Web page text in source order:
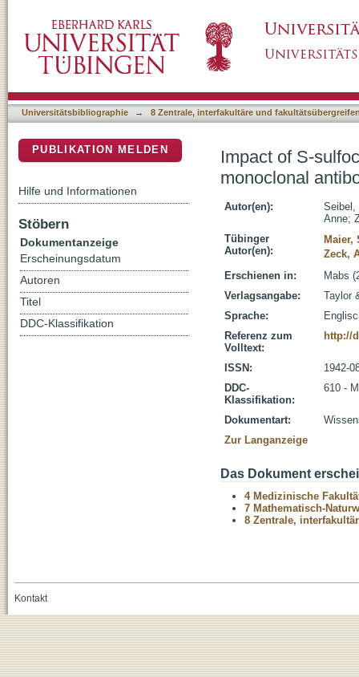
Universitätsbibliographie → 8 Zentrale, interfakultäre und
Impact of S-
monoclonal
Autor(en):
Seibel,
Anne;
Tübinger
Autor(en):
Maier,
Zeck,
Erschienen in:
Mabs
Verlagsangabe:
Taylor
Sprache:
Referenz zum
Volltext:
http://
ISSN:
1942-
DDC-
Klassifikation:
610 -
Dokumentart:
Zur Langanzeige
Das Dokument
4 Medizinische
7 Mathematisch-
8 Zentrale,
PUBLIKATION MELDEN
Hilfe und Informationen
Stöbern
Dokumentanzeige
Erscheinungsdatum
Autoren
Titel
DDC-Klassifikation
Kontakt